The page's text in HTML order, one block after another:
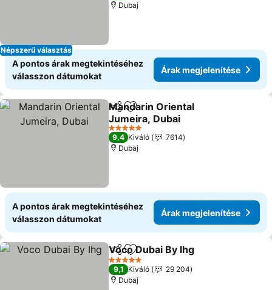
Népszerű választás
Dubaj
A pontos árak megtekintéséhez
válasszon dátumokat
Árak megjelenítése
Megosztás
Hozzáadás a kedvencekhez
Mandarin Oriental
Jumeira, Dubai
Árak megjelenítése
5 Kategória
9,4 Kiváló
7614
Dubaj
A pontos árak megtekintéséhez
válasszon dátumokat
Árak megjelenítése
Megosztás
Hozzáadás a kedvencekhez
Voco Dubai By Ihg
5 Kategória
9,1 Kiváló
29 204
Dubaj